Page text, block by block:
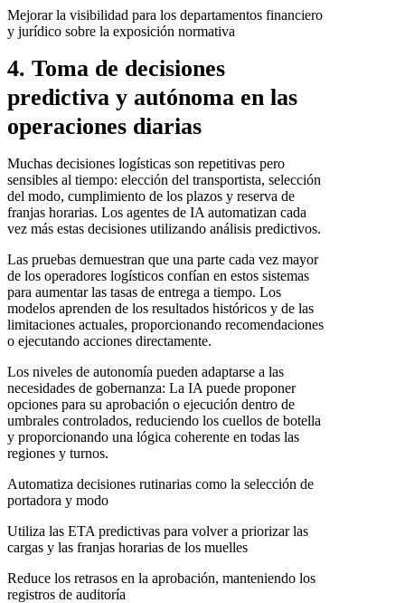
Mejorar la visibilidad para los departamentos financiero
y jurídico sobre la exposición normativa
4. Toma de decisiones
predictiva y autónoma en las
operaciones diarias
Muchas decisiones logísticas son repetitivas pero
sensibles al tiempo: elección del transportista, selección
del modo, cumplimiento de los plazos y reserva de
franjas horarias. Los agentes de IA automatizan cada
vez más estas decisiones utilizando análisis predictivos.
Las pruebas demuestran que una parte cada vez mayor
de los operadores logísticos confían en estos sistemas
para aumentar las tasas de entrega a tiempo. Los
modelos aprenden de los resultados históricos y de las
limitaciones actuales, proporcionando recomendaciones
o ejecutando acciones directamente.
Los niveles de autonomía pueden adaptarse a las
necesidades de gobernanza: La IA puede proponer
opciones para su aprobación o ejecución dentro de
umbrales controlados, reduciendo los cuellos de botella
y proporcionando una lógica coherente en todas las
regiones y turnos.
Automatiza decisiones rutinarias como la selección de
portadora y modo
Utiliza las ETA predictivas para volver a priorizar las
cargas y las franjas horarias de los muelles
Reduce los retrasos en la aprobación, manteniendo los
registros de auditoría